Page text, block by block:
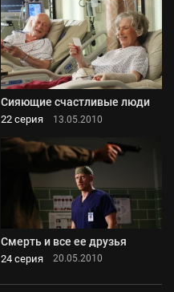
Сияющие счастливые люди
22 серия 13.05.2010
Смерть и все ее друзья
24 серия 20.05.2010